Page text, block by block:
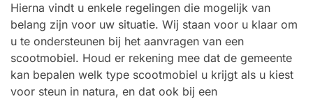
Hierna vindt u enkele regelingen die mogelijk van
belang zijn voor uw situatie. Wij staan voor u klaar om
u te ondersteunen bij het aanvragen van een
scootmobiel. Houd er rekening mee dat de gemeente
kan bepalen welk type scootmobiel u krijgt als u kiest
voor steun in natura, en dat ook bij een